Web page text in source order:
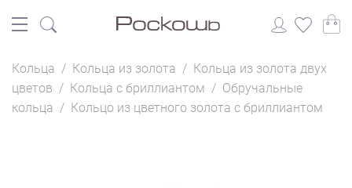
Кольца / Кольца из золота / Кольца из золота двух
цветов / Кольца с бриллиантом / Обручальные
кольца / Кольцо из цветного золота с бриллиантом